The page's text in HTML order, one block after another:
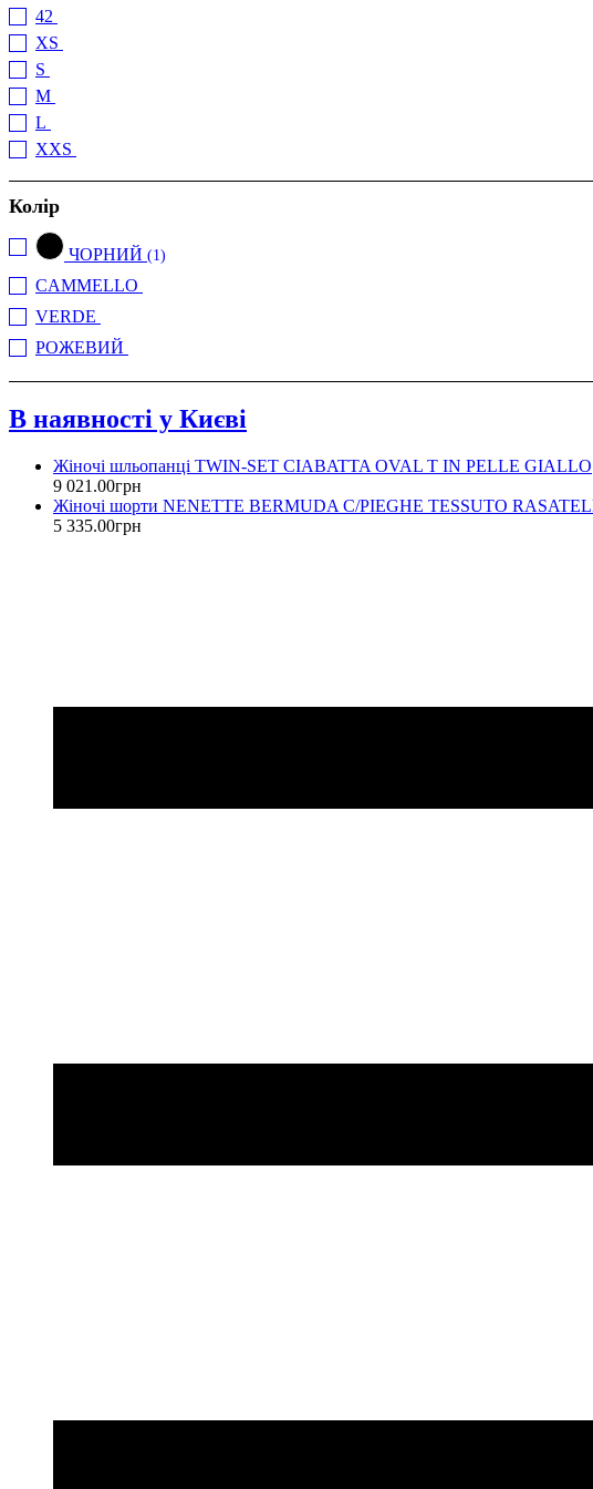
42
XS
S
M
L
XXS
Колір
ЧОРНИЙ (1)
CAMMELLO
VERDE
РОЖЕВИЙ
В наявності у Києві
Жіночі шльопанці TWIN-SET CIABATTA OVAL T IN PELLE GIALLO
9 021 .00грн
Жіночі шорти NENETTE BERMUDA C/PIEGHE TESSUTO
5 335.00грн